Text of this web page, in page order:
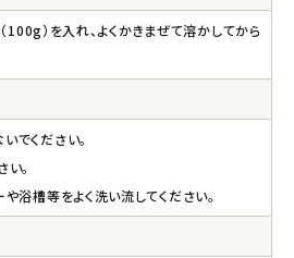
100g）を入れ、よくかきまぜて溶かしてから
でください。
。
浴槽等をよく洗い流してください。